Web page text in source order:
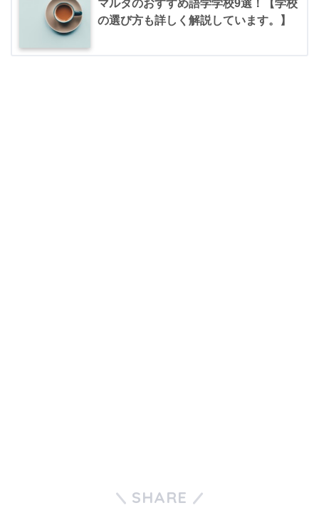
マルタのおすすめ語学学校9選！【学校
の選び方も詳しく解説しています。】
SHARE